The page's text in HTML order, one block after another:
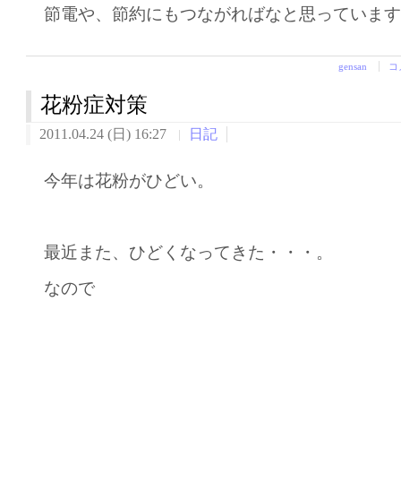
節電や、節約にもつながればなと思っています
gensan
花粉症対策
2011.04.24 (日) 16:27 日記
今年は花粉がひどい。
最近また、ひどくなってきた・・・。
なので